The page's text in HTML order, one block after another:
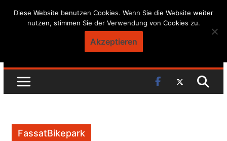
Skip
FassatBikepark
Diese Website benutzen Cookies. Wenn Sie die Website weiter
nutzen, stimmen Sie der Verwendung von Cookies zu.
Akzeptieren